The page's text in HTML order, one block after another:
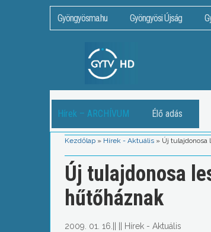
Gyöngyösma.hu Gyöngyösi Újság
Hírek – ARCHÍVUM Élő adás
Kezdőlap » Hírek - Aktuális » Új tulajdonosa
Új tulajdonosa
hűtőháznak
2009. 01. 16. Hírek - Aktuális